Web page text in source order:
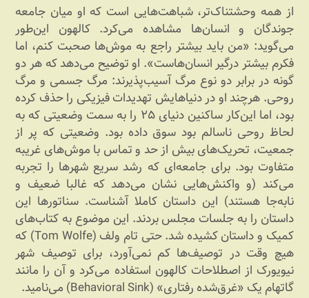
از همه وحشتناک‌تر، شباهت‌هایی است که او میان جامعه
جوندگان و انسان‌ها مشاهده می‌کرد. کالهون این‌طور
می‌گوید: «من باید بیشتر راجع به موش‌ها صحبت کنم، اما
فکرم بیشتر درگیر انسان‌هاست». او توضیح می‌دهد که هر دو
گونه در برابر دو نوع مرگ آسیب‌پذیرند: مرگ جسمی و مرگ
روحی. هرچند او در دنیاهایش تهدیدات فیزیکی را حذف کرده
بود، اما این‌کار ساکنین دنیای ۲۵ را به سمت وضعیتی که به
لحاظ روحی ناسالم بود سوق داده بود. وضعیتی که پر از
جمعیت، تحریک‌های بیش از حد و تماس با موش‌های غریبه
متفاوت بود. برای جامعه‌ای که رشد سریع شهرها را تجربه
می‌کند (و واکنش‌هایی نشان می‌دهد که غالبا ضعیف و
نابه‌جا هستند) این داستان کاملا آشناست. سناتورها این
داستان را به جلسات مجلس بردند. این موضوع به کتاب‌های
کمیک و داستان کشیده شد. حتی تام ولف (Tom Wolfe) که
هیچ وقت در توصیف‌ها کم نمی‌آورد، برای توصیف شهر
نیویورک از اصطلاحات کالهون استفاده می‌کرد و آن را مانند
گاتهام یک «غرق‌شده رفتاری» (Behavioral Sink) می‌نامید.